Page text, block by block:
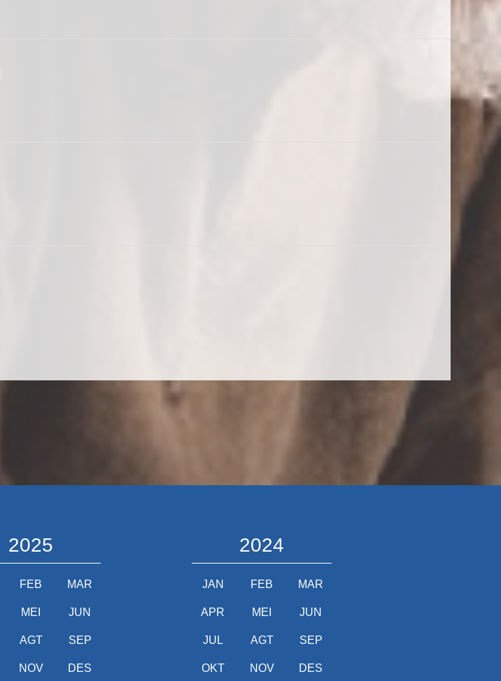
2025
FEB MAR
MEI JUN
AGT SEP
NOV DES
2024
JAN FEB MAR
APR MEI JUN
JUL AGT SEP
OKT NOV DES